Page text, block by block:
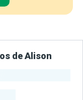
de Alison